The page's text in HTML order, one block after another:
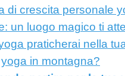
di crescita personale
un luogo magico ti
praticherai nella
yoga in montagna?